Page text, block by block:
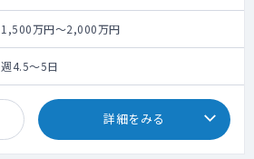
1,500万円～2,000万円
週4.5～5日
詳細をみる